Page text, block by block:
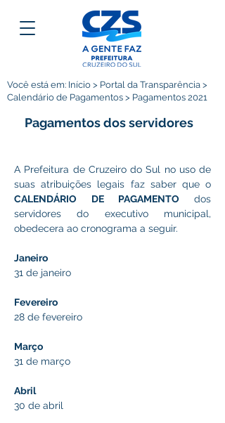
Você está em: Início > Portal da Transparência >
Calendário de Pagamentos > Pagamentos 2021
Pagamentos dos servidores
A Prefeitura de Cruzeiro do Sul no uso de
CALENDÁRIO DE PAGAMENTO dos
servidores do executivo municipal,
obedecera ao cronograma a seguir.
Janeiro
31 de janeiro
Fevereiro
28 de fevereiro
Março
31 de março
Abril
30 de abril